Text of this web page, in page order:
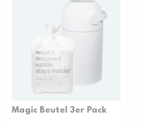
Magic Beutel 3er Pack